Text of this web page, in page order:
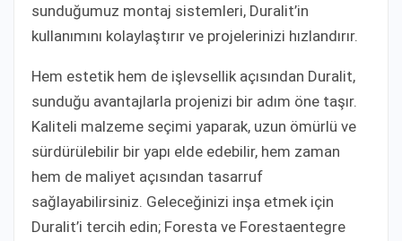
sunduğumuz montaj sistemleri, Duralit’in
kullanımını kolaylaştırır ve projelerinizi hızlandırır.
Hem estetik hem de işlevsellik açısından Duralit,
sunduğu avantajlarla projenizi bir adım öne taşır.
Kaliteli malzeme seçimi yaparak, uzun ömürlü ve
sürdürülebilir bir yapı elde edebilir, hem zaman
hem de maliyet açısından tasarruf
sağlayabilirsiniz. Geleceğinizi inşa etmek için
Duralit’i tercih edin; Foresta ve Forestaentegre